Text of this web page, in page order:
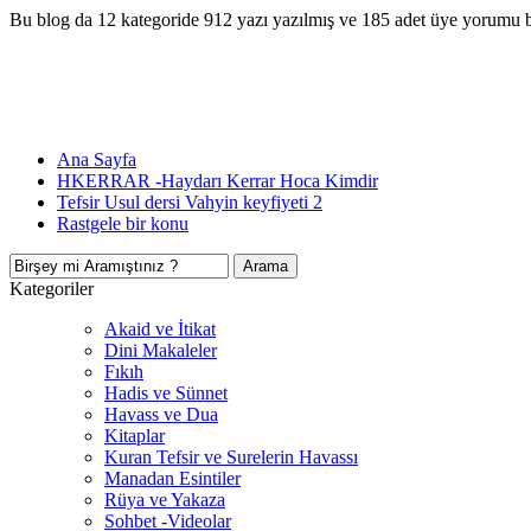
Bu blog da 12 kategoride 912 yazı yazılmış ve 185 adet üye yorumu
Ana Sayfa
HKERRAR -Haydarı Kerrar Hoca Kimdir
Tefsir Usul dersi Vahyin keyfiyeti 2
Rastgele bir konu
Kategoriler
Akaid ve İtikat
Dini Makaleler
Fıkıh
Hadis ve Sünnet
Havass ve Dua
Kitaplar
Kuran Tefsir ve Surelerin Havassı
Manadan Esintiler
Rüya ve Yakaza
Sohbet -Videolar